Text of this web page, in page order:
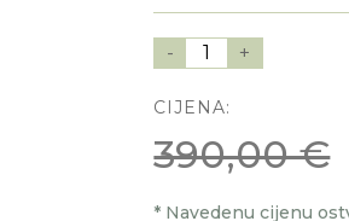
- 1 +
CIJENA:
390,00 €
* Navedenu cijenu